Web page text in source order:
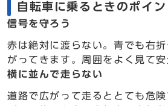
自転車に乗るときのポイン
信号を守ろう
赤は絶対に渡らない。青でも右
がってきます。周囲をよく見て安
横に並んで走らない
道路で広がって走るととても危